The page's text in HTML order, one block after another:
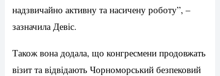
надзвичайно активну та насичену роботу”, –
зазначила Девіс.
Також вона додала, що конгресмени продовжать
візит та відвідають Чорноморський безпековий